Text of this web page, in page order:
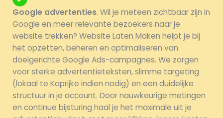
Google advertenties. Wil je meteen zichtbaar zijn in
Google en meer relevante bezoekers naar je
website trekken? Website Laten Maken helpt je bij
het opzetten, beheren en optimaliseren van
doelgerichte Google Ads-campagnes. We zorgen
voor sterke advertentieteksten, slimme targeting
(lokaal te Kaprijke indien nodig) en een duidelijke
structuur in je account. Door nauwkeurige metingen
en continue bijsturing haal je het maximale uit je